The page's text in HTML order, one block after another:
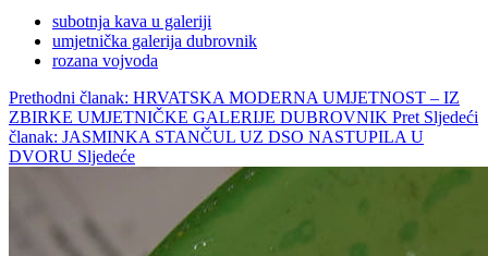
subotnja kava u galeriji
umjetnička galerija dubrovnik
rozana vojvoda
Prethodni članak: HRVATSKA MODERNA UMJETNOST – IZ
ZBIRKE UMJETNIČKE GALERIJE DUBROVNIK Pret Sljedeći
članak: JASMINKA STANČUL UZ DSO NASTUPILA U
DVORU Sljedeće